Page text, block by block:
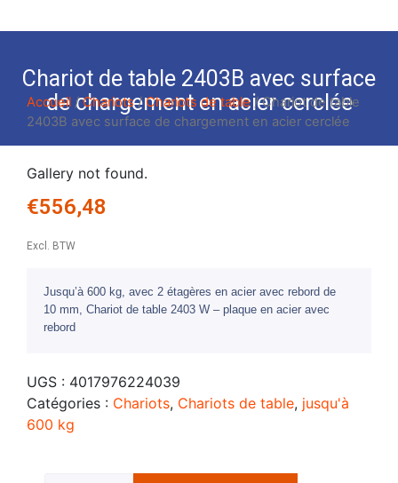
Chariot de table 2403B avec surface
de chargement en acier cerclée
Accueil /Chariots/Chariots de table/ Chariot de table
2403B avec surface de chargement en acier cerclée
Gallery not found.
€556,48
Excl. BTW
Jusqu’à 600 kg, avec 2 étagères en acier avec rebord de
10 mm, Chariot de table 2403 W – plaque en acier avec
rebord
UGS : 4017976224039
Catégories : Chariots, Chariots de table, jusqu'à
600 kg